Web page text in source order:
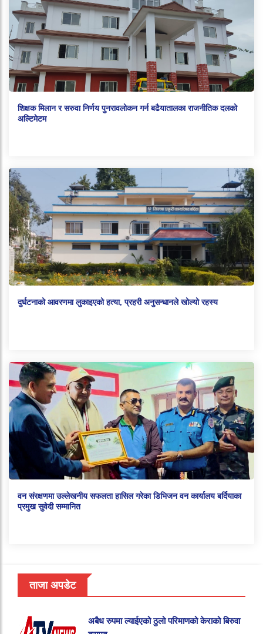
शिक्षक मिलान र सरुवा निर्णय पुनरावलोकन गर्न बढैयातालका राजनीतिक दलको
अल्टिमेटम
दुर्घटनाको आवरणमा लुकाइएको हत्या, प्रहरी अनुसन्धानले खोल्यो रहस्य
वन संरक्षणमा उल्लेखनीय सफलता हासिल गरेका डिभिजन वन कार्यालय बर्दियाका
प्रमुख सुवेदी सम्मानित
ताजा अपडेट
अबैध रुपमा ल्याईएको ठुलो परिमाणको केराको बिरुवा